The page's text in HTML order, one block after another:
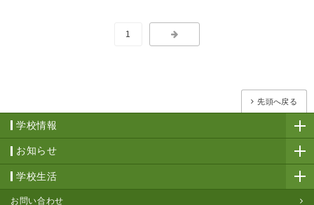
1
先頭へ戻る
学校情報
お知らせ
学校生活
お問い合わせ